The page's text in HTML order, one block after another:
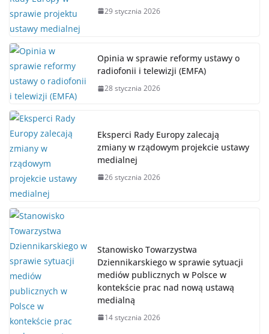
29 stycznia 2026
Opinia w sprawie reformy ustawy o
radiofonii i telewizji (EMFA)
28 stycznia 2026
Eksperci Rady Europy zalecają
zmiany w rządowym projekcie ustawy
medialnej
26 stycznia 2026
Stanowisko Towarzystwa
Dziennikarskiego w sprawie sytuacji
mediów publicznych w Polsce w
kontekście prac nad nową ustawą
medialną
14 stycznia 2026